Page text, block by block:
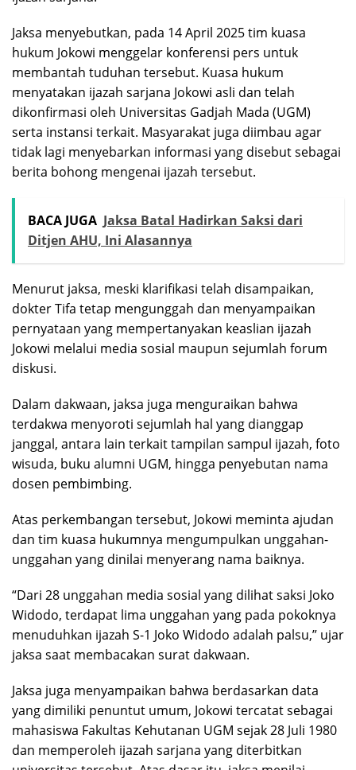
Jaksa menyebutkan, pada 14 April 2025 tim kuasa
hukum Jokowi menggelar konferensi pers untuk
membantah tuduhan tersebut. Kuasa hukum
menyatakan ijazah sarjana Jokowi asli dan telah
dikonfirmasi oleh Universitas Gadjah Mada (UGM)
serta instansi terkait. Masyarakat juga diimbau agar
tidak lagi menyebarkan informasi yang disebut sebagai
berita bohong mengenai ijazah tersebut.
BACA JUGA Jaksa Batal Hadirkan Saksi dari
Ditjen AHU, Ini Alasannya
Menurut jaksa, meski klarifikasi telah disampaikan,
dokter Tifa tetap mengunggah dan menyampaikan
pernyataan yang mempertanyakan keaslian ijazah
Jokowi melalui media sosial maupun sejumlah forum
diskusi.
Dalam dakwaan, jaksa juga menguraikan bahwa
terdakwa menyoroti sejumlah hal yang dianggap
janggal, antara lain terkait tampilan sampul ijazah, foto
wisuda, buku alumni UGM, hingga penyebutan nama
dosen pembimbing.
Atas perkembangan tersebut, Jokowi meminta ajudan
dan tim kuasa hukumnya mengumpulkan unggahan-
unggahan yang dinilai menyerang nama baiknya.
“Dari 28 unggahan media sosial yang dilihat saksi Joko
Widodo, terdapat lima unggahan yang pada pokoknya
menuduhkan ijazah S-1 Joko Widodo adalah palsu,” ujar
jaksa saat membacakan surat dakwaan.
Jaksa juga menyampaikan bahwa berdasarkan data
yang dimiliki penuntut umum, Jokowi tercatat sebagai
mahasiswa Fakultas Kehutanan UGM sejak 28 Juli 1980
dan memperoleh ijazah sarjana yang diterbitkan